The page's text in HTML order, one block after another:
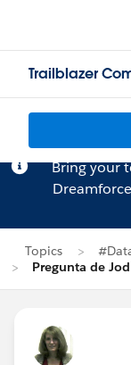
Trailblazer
Bring your
Topics
Pregunta de